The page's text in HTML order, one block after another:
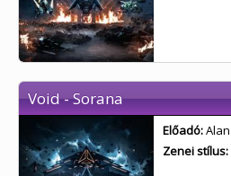
Void - Sorana
Előadó:
Zenei stílus: